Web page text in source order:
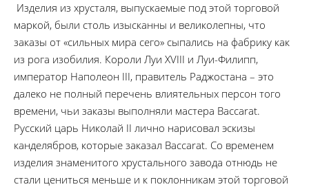
Изделия из хрусталя, выпускаемые под этой торговой
маркой, были столь изысканны и великолепны, что
заказы от «сильных мира сего» сыпались на фабрику как
из рога изобилия. Короли Луи XVIII и Луи-Филипп,
император Наполеон III, правитель Раджостана – это
далеко не полный перечень влиятельных персон того
времени, чьи заказы выполняли мастера Baccarat.
Русский царь Николай II лично нарисовал эскизы
канделябров, которые заказал Baccarat. Со временем
изделия знаменитого хрустального завода отнюдь не
стали цениться меньше и к поклонникам этой торговой